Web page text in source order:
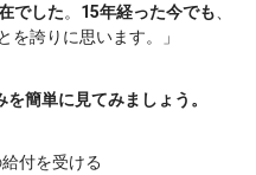
でした。 15年経った今でも
を誇りに思います。」
簡単に見てみましょう。
付を受ける